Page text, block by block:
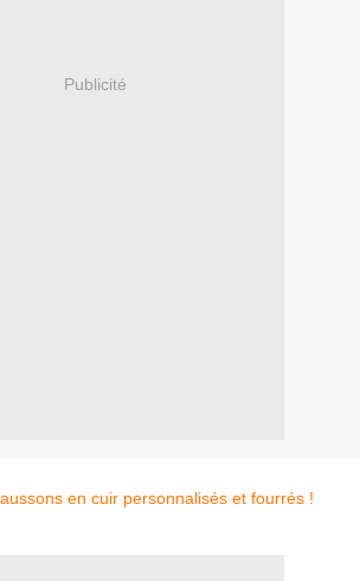
Publicité